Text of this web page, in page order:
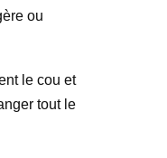
ou
le cou et
tout le